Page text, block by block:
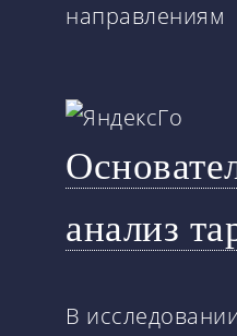
направлениям
анализ
В